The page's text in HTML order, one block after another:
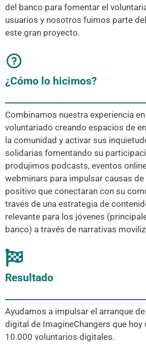
del banco para fomentar el
usuarios y nosotros fuimos parte
este gran proyecto.
¿Cómo lo hicimos?
Combinamos nuestra experiencia
voluntariado creando espacios de
la comunidad y activar sus
solidarias fomentando su
produjimos podcasts, eventos
webminars para impulsar causas
positivo que conectaran con su
través de una estrategia de
relevante para los jóvenes
banco) a través de narrativas
Resultado
Ayudamos a impulsar el arranque
digital de ImagineChangers que hoy
10.000 voluntarios digitales.